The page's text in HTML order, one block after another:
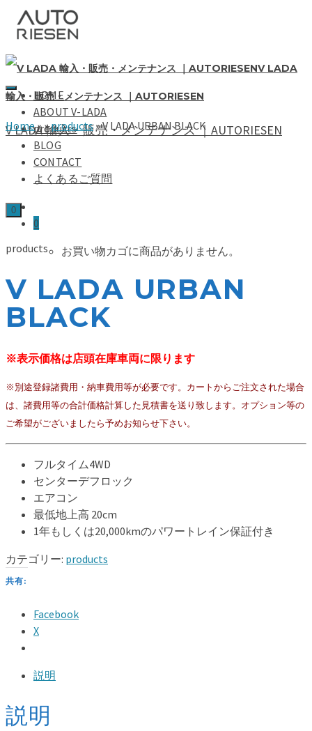
V LADA
輸入・販売・メンテナンス ｜AUTORIESEN
HOME
ABOUT V-LADA
products
BLOG
CONTACT
よくあるご質問
0
お買い物カゴに商品がありません。
V LADA 輸入・販売・メンテナンス ｜AUTORIESEN
0
Home»»products »V LADA URBAN BLACK
products
V LADA URBAN
BLACK
※表示価格は店頭在庫車両に限ります
※別途登録諸費用・納車費用等が必要です。カートからご注文された場合
は、諸費用等の合計価格計算した見積書を送り致します。オプション等の
ご希望がございましたら予めお知らせ下さい。
フルタイム4WD
センターデフロック
エアコン
最低地上高 20cm
1年もしくは20,000kmのパワートレイン保証付き
カテゴリー: products
共有:
Facebook
X
説明
説明